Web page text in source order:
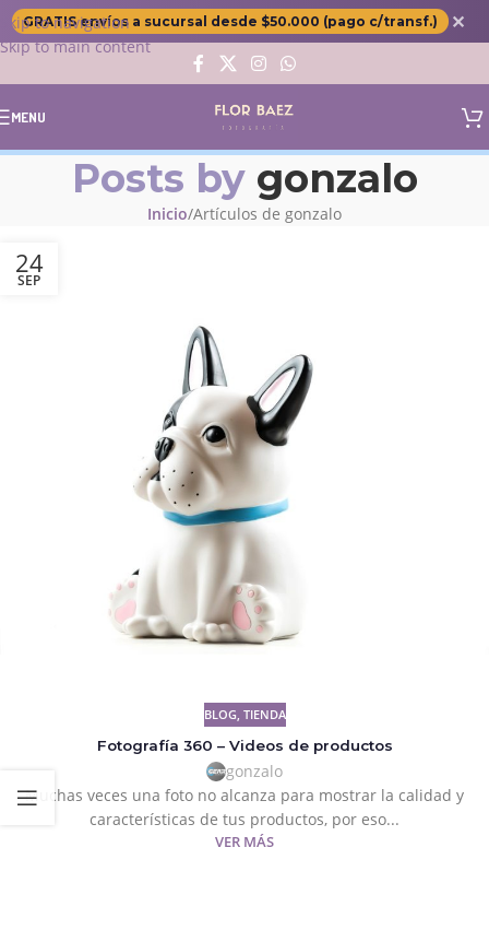
Skip to navigation
Skip to main content
GRATIS envíos a sucursal desde $50.000 (pago c/transf.) ✕
MENU
Posts by gonzalo
Inicio Artículos de gonzalo
24
SEP
BLOG TIENDA
Fotografía 360 – Videos de productos
gonzalo
Muchas veces una foto no alcanza para mostrar la calidad y
características de tus productos, por eso...
VER MÁS